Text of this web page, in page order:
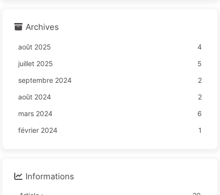
Archives
août 2025
4
juillet 2025
5
septembre 2024
2
août 2024
2
mars 2024
6
février 2024
1
Informations